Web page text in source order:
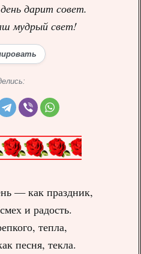
дарит совет.
мудрый свет!
— как праздник,
и радость.
тепла,
песня, текла.